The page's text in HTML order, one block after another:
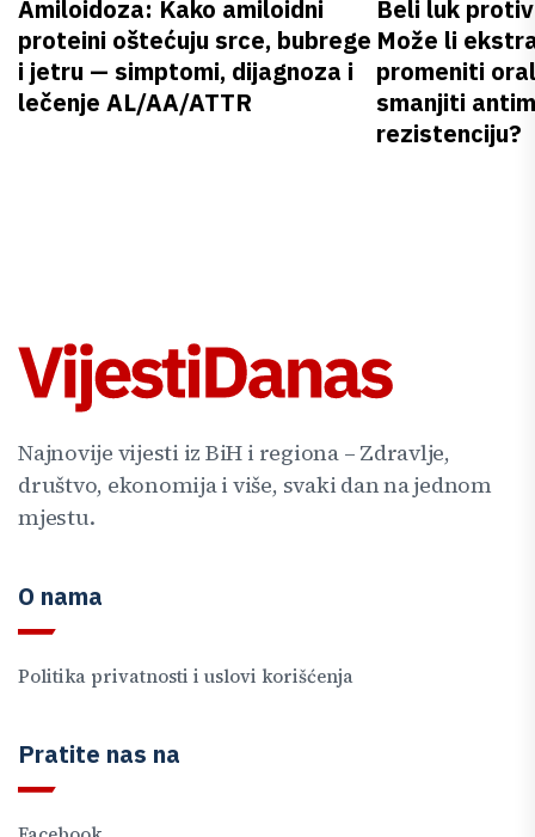
Amiloidoza: Kako amiloidni
proteini oštećuju srce, bubrege
i jetru — simptomi, dijagnoza i
lečenje AL/AA/ATTR
Beli luk
Može li
promeniti
smanjiti
rezistenciju?
Najnovije vijesti iz BiH i regiona – Zdravlje,
društvo, ekonomija i više, svaki dan na jednom
mjestu.
O nama
Politika privatnosti i uslovi korišćenja
Pratite nas na